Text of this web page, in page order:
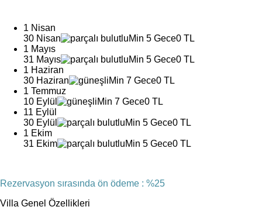
1 Nisan
30 Nisan
Min 5 Gece0 TL
1 Mayıs
31 Mayıs
Min 5 Gece0 TL
1 Haziran
30 Haziran
Min 7 Gece0 TL
1 Temmuz
10 Eylül
Min 7 Gece0 TL
11 Eylül
30 Eylül
Min 5 Gece0 TL
1 Ekim
31 Ekim
Min 5 Gece0 TL
Rezervasyon sırasında ön ödeme : %25
Villa Genel Özellikleri